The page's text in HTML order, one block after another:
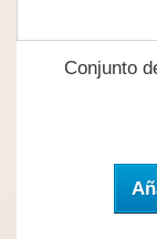
Conjunto